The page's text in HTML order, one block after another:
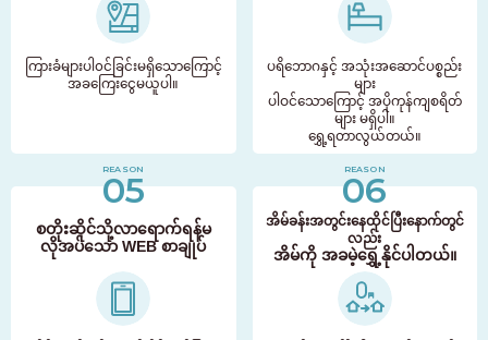
ကြားခံများပါ၀င်ခြင်းမရှိသောကြောင့်
အခကြေးငွေမယူပါ။
ပရိဘောဂနှင့် အသုံးအဆောင်ပစ္စည်း
များ
ပါဝင်သောကြောင့် အပိုကုန်ကျစရိတ်
များ မရှိပါ။
ရွှေ့ရတာလွယ်တယ်။
REASON
05
စတိုးဆိုင်သို့လာရောက်ရန်မ
လိုအပ်သော WEB စာချုပ်
REASON
06
အိမ်ခန်းအတွင်းနေထိုင်ပြီးနောက်တွင်
လည်း
အိမ်ကို အခမဲ့ရွှေ့နိုင်ပါတယ်။